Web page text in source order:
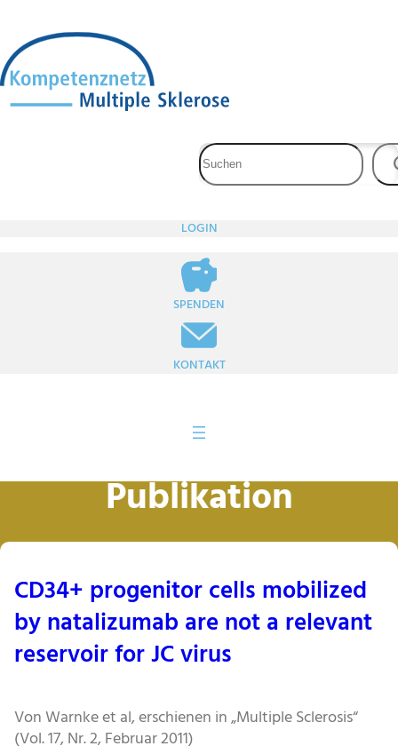
Inhalt
springen
LOGIN
SPENDEN
KONTAKT
Publikation
CD34+ progenitor cells mobilized
by natalizumab are not a relevant
reservoir for JC virus
Von Warnke et al, erschienen in „Multiple Sclerosis“
(Vol. 17, Nr. 2, Februar 2011)